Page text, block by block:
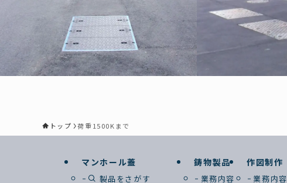
トップ 荷重1500Kまで
マンホール蓋
製品をさがす
鋳物製品
業務内容
作図制作
業務内容